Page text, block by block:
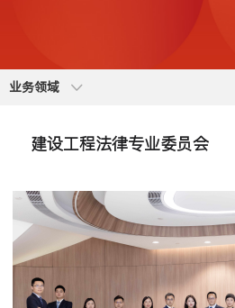
业务领域
建设工程法律专业委员会